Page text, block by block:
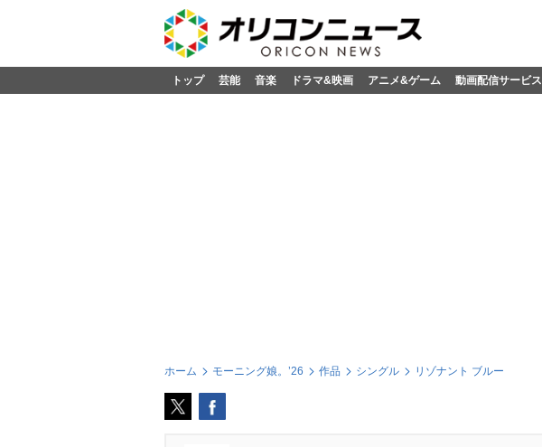
トップ 芸能 音楽 ドラマ&映画 アニメ&ゲーム 動画配信サービス
ホーム モーニング娘。’26 作品 シングル リゾナント ブルー